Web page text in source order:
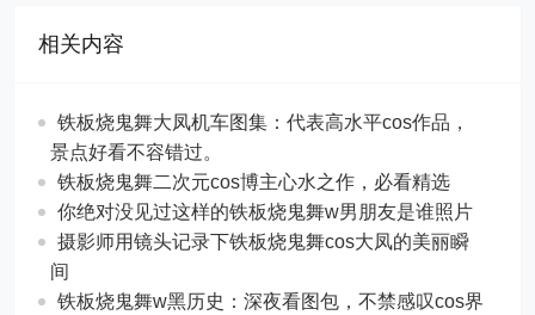
相关内容
铁板烧鬼舞大凤机车图集：代表高水平cos作品，
景点好看不容错过。
铁板烧鬼舞二次元cos博主心水之作，必看精选
你绝对没见过这样的铁板烧鬼舞w男朋友是谁照片
摄影师用镜头记录下铁板烧鬼舞cos大凤的美丽瞬
间
铁板烧鬼舞w黑历史：深夜看图包，不禁感叹cos界